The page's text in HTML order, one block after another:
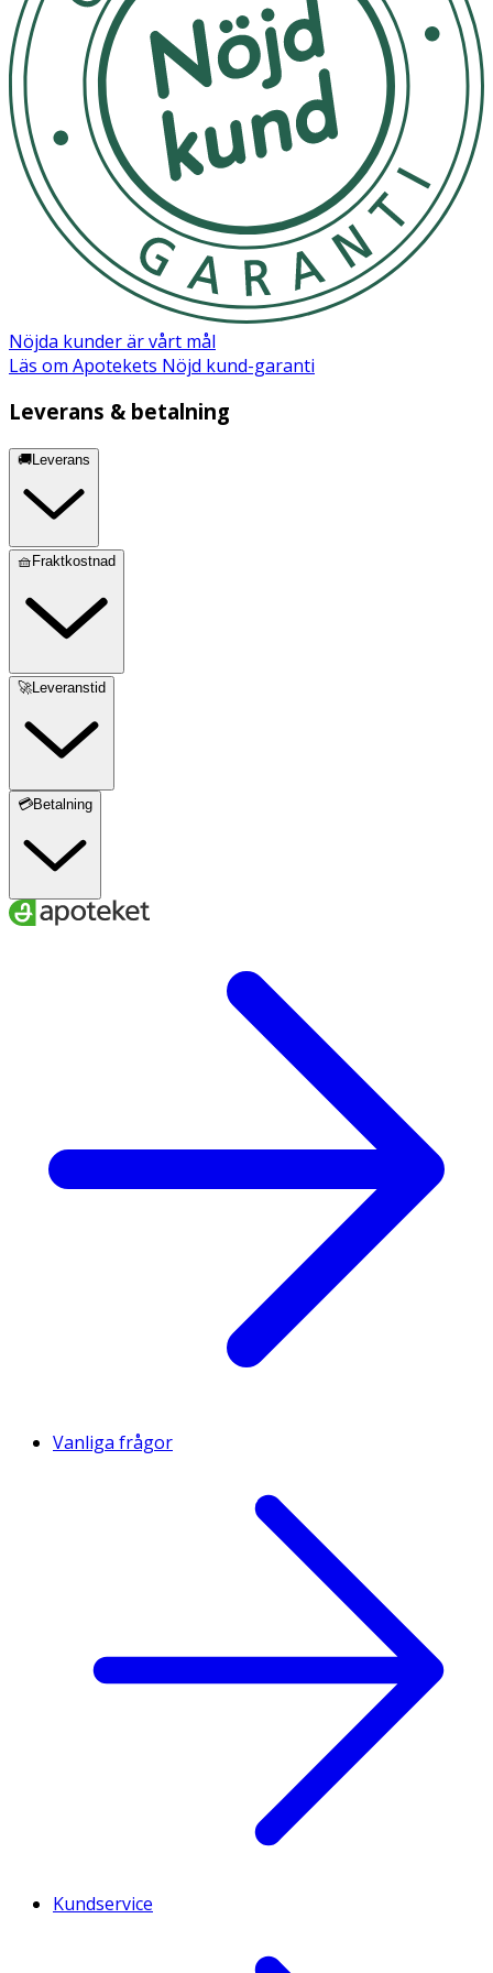
(PARFUM), PCA, POLYGLYCERYL-4 CAPRATE,
SCLEROTIUM GUM, SODIUM CITRATE, SODIUM
HYDROXIDE, WATER (AQUA)
Nöjda kunder är vårt mål
Läs om Apotekets Nöjd kund-garanti
Leverans & betalning
🚚Leverans
🧺Fraktkostnad
🚀Leveranstid
💳Betalning
Vanliga frågor
Kundservice